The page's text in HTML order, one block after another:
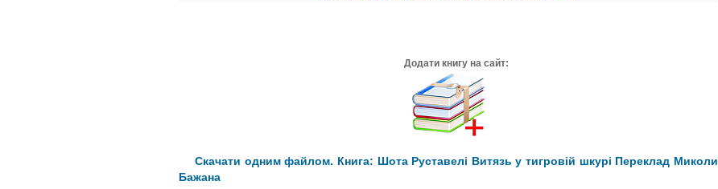
Додати книгу на сайт:
Скачати одним файлом. Книга: Шота Руставелі Витязь у тигровій шкурі Переклад Миколи
Бажана